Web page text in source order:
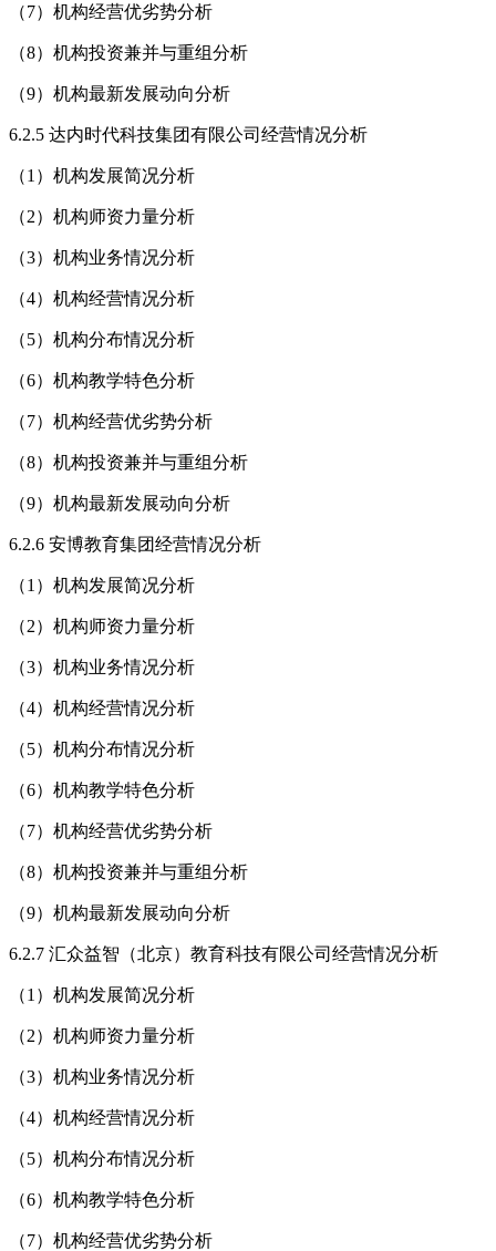
（7）机构经营优劣势分析
（8）机构投资兼并与重组分析
（9）机构最新发展动向分析
6.2.5 达内时代科技集团有限公司经营情况分析
（1）机构发展简况分析
（2）机构师资力量分析
（3）机构业务情况分析
（4）机构经营情况分析
（5）机构分布情况分析
（6）机构教学特色分析
（7）机构经营优劣势分析
（8）机构投资兼并与重组分析
（9）机构最新发展动向分析
6.2.6 安博教育集团经营情况分析
（1）机构发展简况分析
（2）机构师资力量分析
（3）机构业务情况分析
（4）机构经营情况分析
（5）机构分布情况分析
（6）机构教学特色分析
（7）机构经营优劣势分析
（8）机构投资兼并与重组分析
（9）机构最新发展动向分析
6.2.7 汇众益智（北京）教育科技有限公司经营情况分析
（1）机构发展简况分析
（2）机构师资力量分析
（3）机构业务情况分析
（4）机构经营情况分析
（5）机构分布情况分析
（6）机构教学特色分析
（7）机构经营优劣势分析